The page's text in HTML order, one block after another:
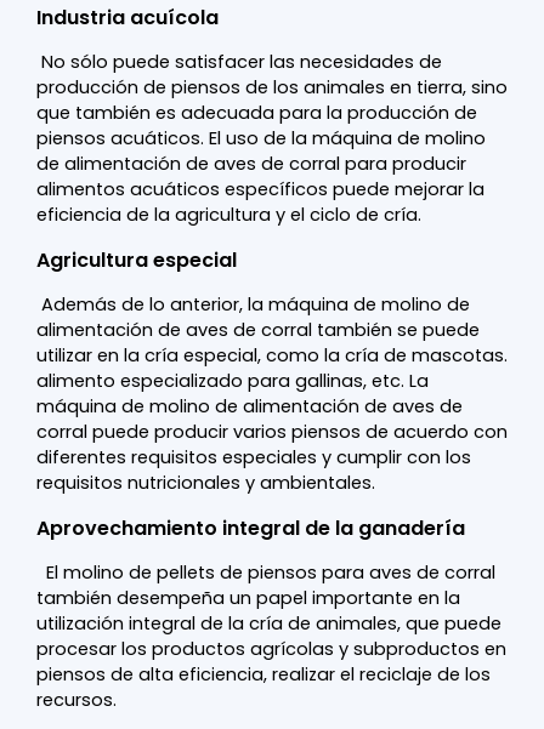
Industria acuícola
No sólo puede satisfacer las necesidades de
producción de piensos de los animales en tierra, sino
que también es adecuada para la producción de
piensos acuáticos. El uso de la máquina de molino
de alimentación de aves de corral para producir
alimentos acuáticos específicos puede mejorar la
eficiencia de la agricultura y el ciclo de cría.
Agricultura especial
Además de lo anterior, la máquina de molino de
alimentación de aves de corral también se puede
utilizar en la cría especial, como la cría de mascotas.
alimento especializado para gallinas, etc. La
máquina de molino de alimentación de aves de
corral puede producir varios piensos de acuerdo con
diferentes requisitos especiales y cumplir con los
requisitos nutricionales y ambientales.
Aprovechamiento integral de la ganadería
El molino de pellets de piensos para aves de corral
también desempeña un papel importante en la
utilización integral de la cría de animales, que puede
procesar los productos agrícolas y subproductos en
piensos de alta eficiencia, realizar el reciclaje de los
recursos.